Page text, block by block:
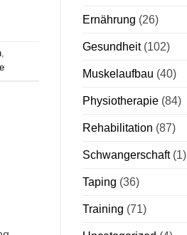
,
Ernährung (26)
Gesundheit(102)
Muskelaufbau (40)
Physiotherapie(84)
Rehabilitation (87)
Schwangerschaft(1)
Taping (36)
Training (71)